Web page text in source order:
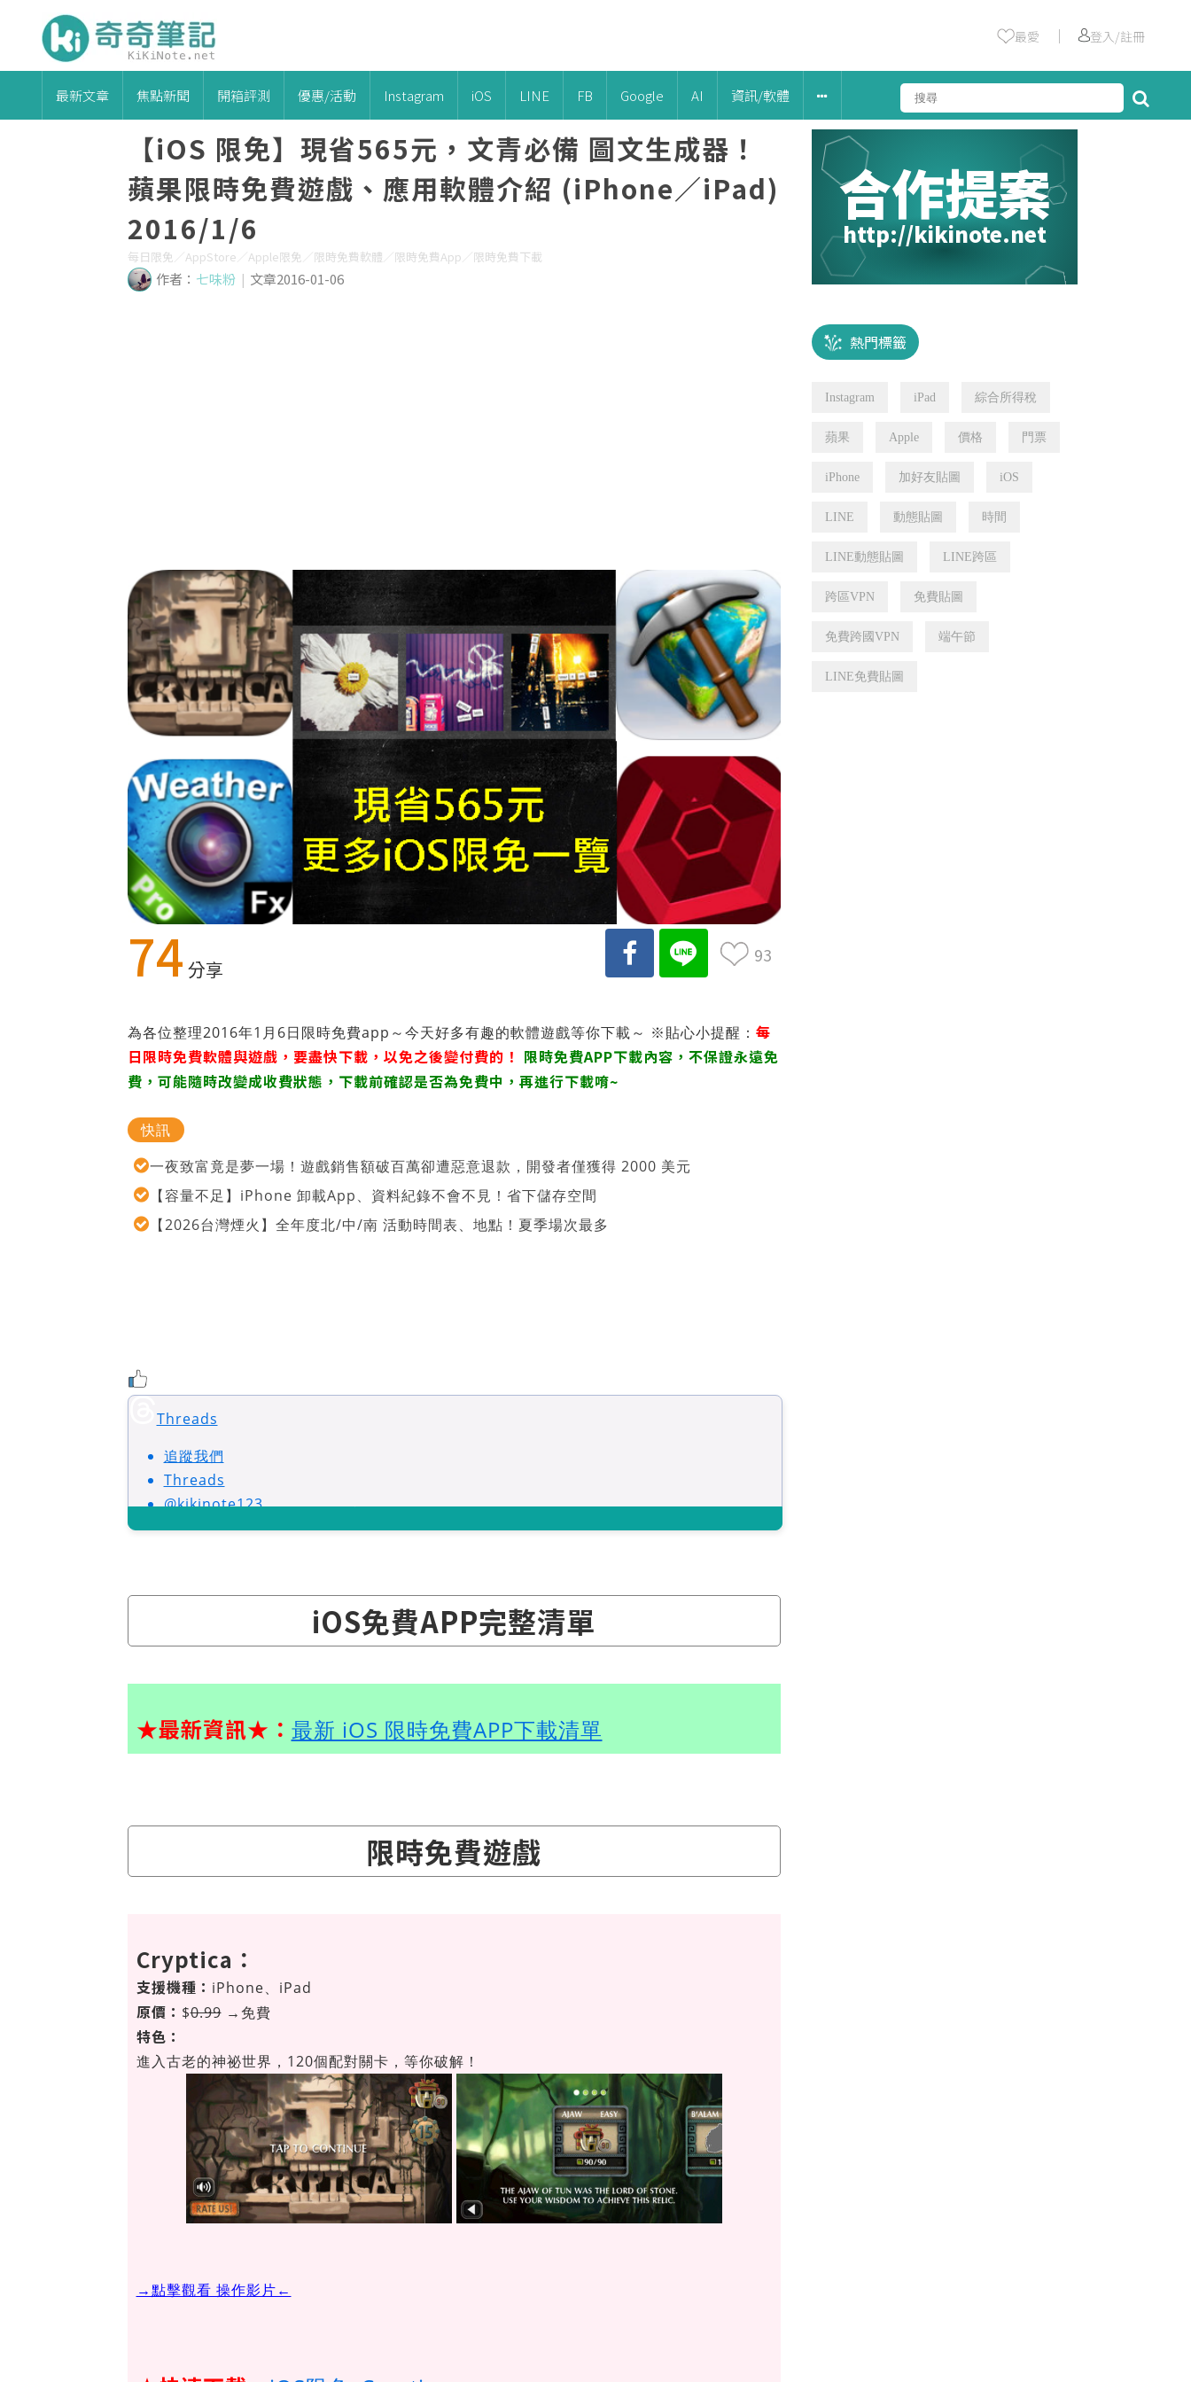
最愛 ｜ 登入/註冊
最新文章 焦點新聞 開箱評測 優惠/活動 Instagram iOS LINE FB Google AI 資訊/軟體
合作提案
http://kikinote.net
熱門標籤
Instagram iPad 綜合所得稅
蘋果 Apple 價格 門票
iPhone 加好友貼圖 iOS
LINE 動態貼圖 時間
LINE動態貼圖 LINE跨區
跨區VPN 免費貼圖
免費跨國VPN 端午節
LINE免費貼圖
【iOS 限免】現省565元，文青必備 圖文生成器！
蘋果限時免費遊戲、應用軟體介紹 (iPhone／iPad)
2016/1/6
每日限免／AppStore／Apple限免／限時免費軟體／限時免費App／限時免費下載
作者： 七味粉 | 文章2016-01-06
74 分享
93
為各位整理2016年1月6日限時免費app～今天好多有趣的軟體遊戲等你下載～ ※貼心小提醒： 每
日限時免費軟體與遊戲，要盡快下載，以免之後變付費的！ 限時免費APP下載內容，不保證永遠免
費，可能隨時改變成收費狀態，下載前確認是否為免費中，再進行下載唷~
快訊
一夜致富竟是夢一場！遊戲銷售額破百萬卻遭惡意退款，開發者僅獲得 2000 美元
【容量不足】iPhone 卸載App、資料紀錄不會不見！省下儲存空間
【2026台灣煙火】全年度北/中/南 活動時間表、地點！夏季場次最多
Threads
追蹤我們
Threads
@kikinote123
iOS免費APP完整清單
★最新資訊★： 最新 iOS 限時免費APP下載清單
限時免費遊戲
Cryptica：
支援機種： iPhone、iPad
原價： $0.99→免費
特色：
進入古老的神祕世界，120個配對關卡，等你破解！
→點擊觀看 操作影片←